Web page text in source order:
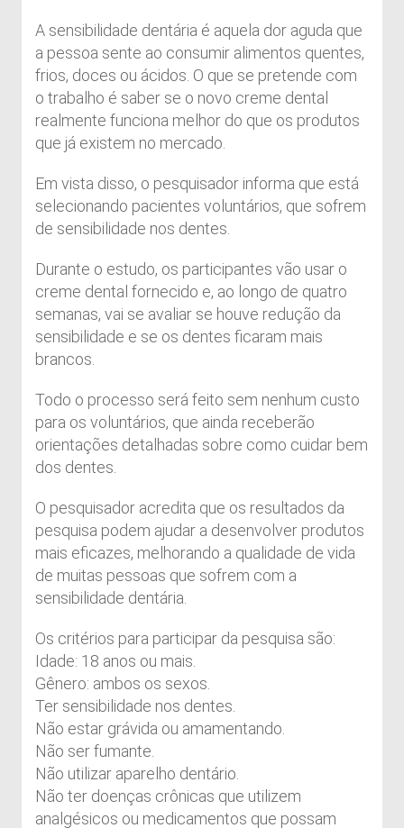
A sensibilidade dentária é aquela dor aguda que
a pessoa sente ao consumir alimentos quentes,
frios, doces ou ácidos. O que se pretende com
o trabalho é saber se o novo creme dental
realmente funciona melhor do que os produtos
que já existem no mercado.
Em vista disso, o pesquisador informa que está
selecionando pacientes voluntários, que sofrem
de sensibilidade nos dentes.
Durante o estudo, os participantes vão usar o
creme dental fornecido e, ao longo de quatro
semanas, vai se avaliar se houve redução da
sensibilidade e se os dentes ficaram mais
brancos.
Todo o processo será feito sem nenhum custo
para os voluntários, que ainda receberão
orientações detalhadas sobre como cuidar bem
dos dentes.
O pesquisador acredita que os resultados da
pesquisa podem ajudar a desenvolver produtos
mais eficazes, melhorando a qualidade de vida
de muitas pessoas que sofrem com a
sensibilidade dentária.
Os critérios para participar da pesquisa são:
Idade: 18 anos ou mais.
Gênero: ambos os sexos.
Ter sensibilidade nos dentes.
Não estar grávida ou amamentando.
Não ser fumante.
Não utilizar aparelho dentário.
Não ter doenças crônicas que utilizem
analgésicos ou medicamentos que possam